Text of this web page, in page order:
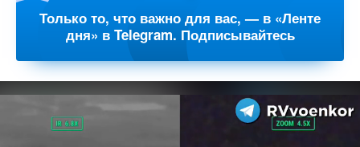
Только то, что важно для вас, — в «Ленте
дня» в Telegram. Подписывайтесь